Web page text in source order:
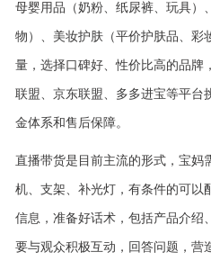
母婴用品（奶粉、纸尿裤、玩具）
物）、美妆护肤（平价护肤品、彩
量，选择口碑好、性价比高的品牌
联盟、京东联盟、多多进宝等平台
金体系和售后保障。
直播带货是目前主流的形式，宝妈
机、支架、补光灯，有条件的可以
信息，准备好话术，包括产品介绍
要与观众积极互动，回答问题，营